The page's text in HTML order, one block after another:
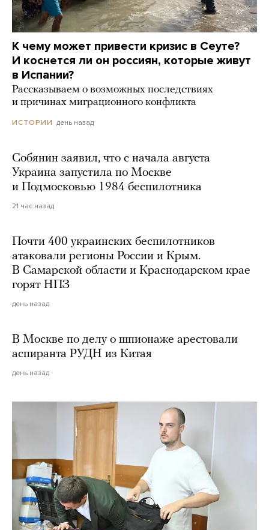
К чему может привести кризис в Сеуте?
И коснется ли он россиян, которые живут
в Испании?
Рассказываем о возможных последствиях
и причинах миграционного конфликта
ИСТОРИИ день назад
Собянин заявил, что с начала августа
Украина запустила по Москве
и Подмосковью 1984 беспилотника
21 час назад
Почти 400 украинских беспилотников
атаковали регионы России и Крым.
В Самарской области и Краснодарском крае
горят НПЗ
день назад
В Москве по делу о шпионаже арестовали
аспиранта РУДН из Китая
день назад